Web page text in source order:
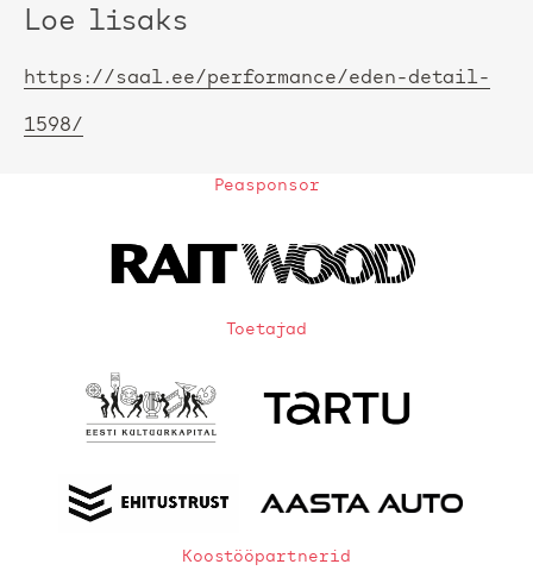
Loe lisaks
https://saal.ee/performance/eden-detail-
1598/
Peasponsor
Toetajad
Koostööpartnerid